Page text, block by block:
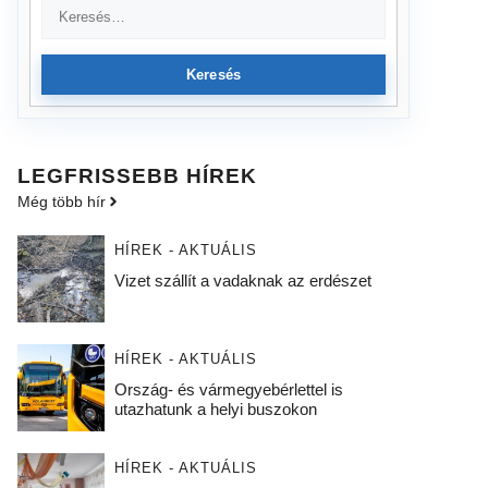
Keresés
LEGFRISSEBB HÍREK
Még több hír
HÍREK - AKTUÁLIS
Vizet szállít a vadaknak az erdészet
HÍREK - AKTUÁLIS
Ország- és vármegyebérlettel is
utazhatunk a helyi buszokon
HÍREK - AKTUÁLIS